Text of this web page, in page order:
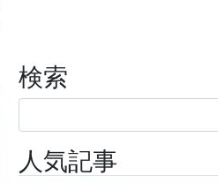
検索
人気記事